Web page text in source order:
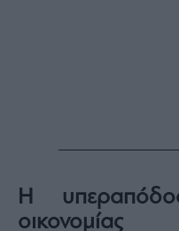
Η
οικονομίας